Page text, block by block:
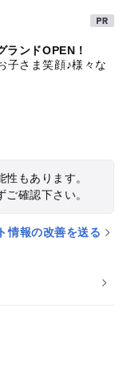
ンドOPEN！
子さま笑顔♪様々な
もあります。
確認下さい。
情報の改善を送る